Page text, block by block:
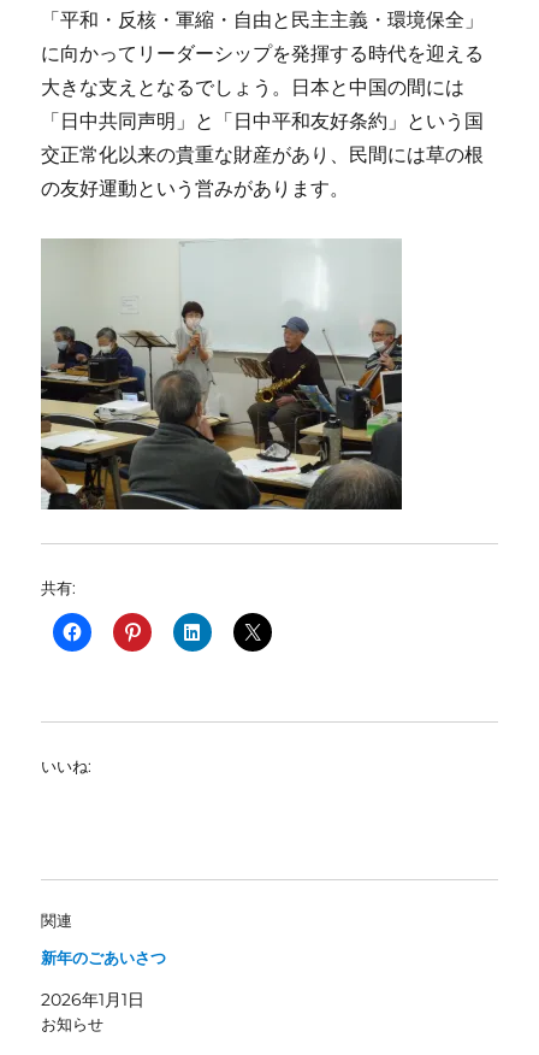
「平和・反核・軍縮・自由と民主主義・環境保全」
に向かってリーダーシップを発揮する時代を迎える
大きな支えとなるでしょう。日本と中国の間には
「日中共同声明」と「日中平和友好条約」という国
交正常化以来の貴重な財産があり、民間には草の根
の友好運動という営みがあります。
共有:
いいね:
関連
新年のごあいさつ
2026年1月1日
お知らせ